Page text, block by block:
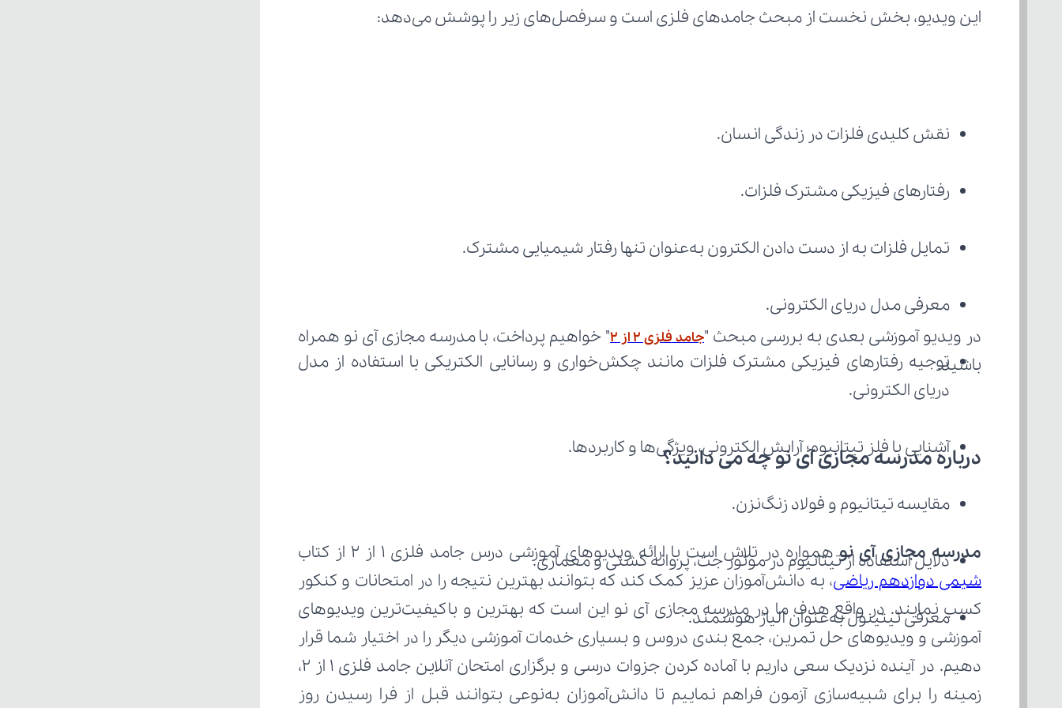
این ویدیو، بخش نخست از مبحث جامدهای فلزی است و سرفصل‌های زیر را پوشش می‌دهد:
نقش کلیدی فلزات در زندگی انسان.
رفتارهای فیزیکی مشترک فلزات.
تمایل فلزات به از دست دادن الکترون به‌عنوان تنها رفتار شیمیایی مشترک.
معرفی مدل دریای الکترونی.
دریای الکترونی.
آشنایی با فلز تیتانیوم؛ آرایش الکترونی، ویژگی‌ها و کاربردها.
مقایسه تیتانیوم و فولاد زنگ‌نزن.
دلایل استفاده از تیتانیوم در موتور جت، پروانه کشتی و معماری.
معرفی نیتینول به‌عنوان آلیاژ هوشمند.
در ویدیو آموزشی بعدی به بررسی مبحث "جامد فلزی ۲ از ۲
باشید.
درباره مدرسه مجازی آی نو چه می‌ دانید؟
مدرسه مجازی آی نو همواره در تلاش است با ارائه ویدیوهای آموزشی درس جامد فلزی ۱ از ۲ از کتاب
شیمی دوازدهم ریاضی